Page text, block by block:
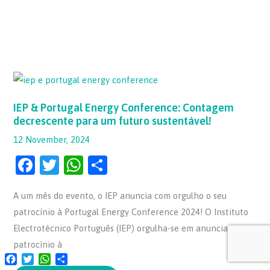
IEP & Portugal Energy Conference: Contagem
decrescente para um futuro sustentável!
12 November, 2024
F
c
e
b
o
T
itt
er
W
at
s
p
ar
e
A um mês do evento, o IEP anuncia com orgulho o seu
patrocínio à Portugal Energy Conference 2024! O Instituto
Electrotécnico Português (IEP) orgulha-se em anunciar o seu
patrocínio à
&
Energy
Conference:
Contagem
decrescente
para
futuro
sustentável!
FacebookTwitterWhatsApp